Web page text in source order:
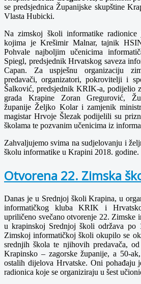
se predsjednica Županijske skupštine
Vlasta Hubicki.
Na zimskoj školi informatike radionice
kojima je Krešimir Malnar, tajnik
Pohvale najboljim učenicima
Spiegl, predsjednik Hrvatskog saveza
Capan. Za uspješnu organizaciju
predavači, organizatori, pokrovitelji i
Šalković, predsjednik KRIK-a, podijelio
grada Krapine Zoran Gregurović,
županije Željko Kolar i zamjenik
magistar Hrvoje Šlezak podijelili su
školama te pozvanim učenicima iz
Zahvaljujemo svima na sudjelovanju i
školu informatike u Krapini 2018. godine.
Otvorena 22. Zimska
Danas je u Srednjoj školi Krapina, u
informatičkog kluba KRIK i
upriličeno svečano otvorenje 22. Zimske
u krapinskoj Srednjoj školi održava po
Zimskoj informatičkoj školi okupilo se
srednjih škola te njihovih predavača,
Krapinsko – zagorske županije, a 50-
ostalih dijelova Hrvatske. Oni pohađaju
radionica koje se organiziraju u šest